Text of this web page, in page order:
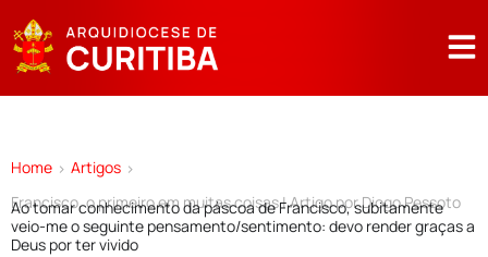
Home > Artigos >
Francisco, o primeiro em muitas coisas | Artigo por Diogo Pessoto
Ao tomar conhecimento da páscoa de Francisco, subitamente
veio-me o seguinte pensamento/sentimento: devo render graças a
Deus por ter vivido